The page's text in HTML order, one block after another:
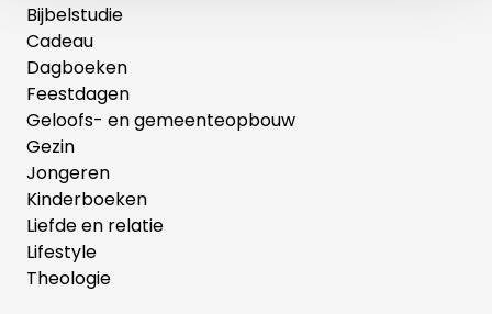
Bijbelstudie
Cadeau
Dagboeken
Feestdagen
Geloofs- en gemeenteopbouw
Gezin
Jongeren
Kinderboeken
Liefde en relatie
Lifestyle
Theologie